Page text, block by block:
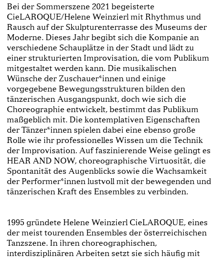
Bei der Sommerszene 2021 begeisterte
CieLAROQUE/Helene Weinzierl mit Rhythmus und
Rausch auf der Skulpturenterrasse des Museums der
Moderne. Dieses Jahr begibt sich die Kompanie an
verschiedene Schauplätze in der Stadt und lädt zu
einer strukturierten Improvisation, die vom Publikum
mitgestaltet werden kann. Die musikalischen
Wünsche der Zuschauer*innen und einige
vorgegebene Bewegungsstrukturen bilden den
tänzerischen Ausgangspunkt, doch wie sich die
Choreographie entwickelt, bestimmt das Publikum
maßgeblich mit. Die kontemplativen Eigenschaften
der Tänzer*innen spielen dabei eine ebenso große
Rolle wie ihr professionelles Wissen um die Technik
der Improvisation. Auf faszinierende Weise gelingt es
HEAR AND NOW, choreographische Virtuosität, die
Spontanität des Augenblicks sowie die Wachsamkeit
der Performer*innen lustvoll mit der bewegenden und
tänzerischen Kraft des Ensembles zu verbinden.
1995 gründete Helene Weinzierl CieLAROQUE, eines
der meist tourenden Ensembles der österreichischen
Tanzszene. In ihren choreographischen,
interdisziplinären Arbeiten setzt sie sich häufig mit